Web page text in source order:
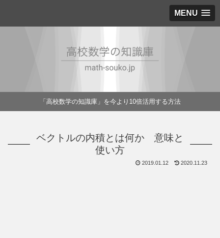
MENU
「高校数学の知識庫」を今より10倍活用する方法
ベクトルの内積とは何か 意味と
使い方
2019.01.12 2020.11.23